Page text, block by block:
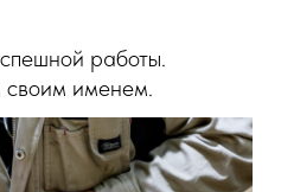
работы.
именем.